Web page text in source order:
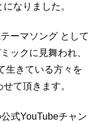
なりました。
ーマソング として
ックに見舞われ、
生きている方々を
て頂きます。
式YouTubeチャン